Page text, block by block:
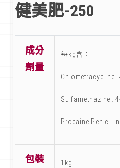
健美肥-250
成分
劑量
每kg含
Procaine
包裝 1kg